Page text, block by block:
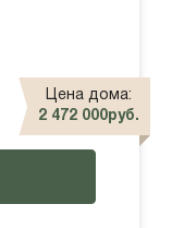
Цена дома:
2 472 000руб.